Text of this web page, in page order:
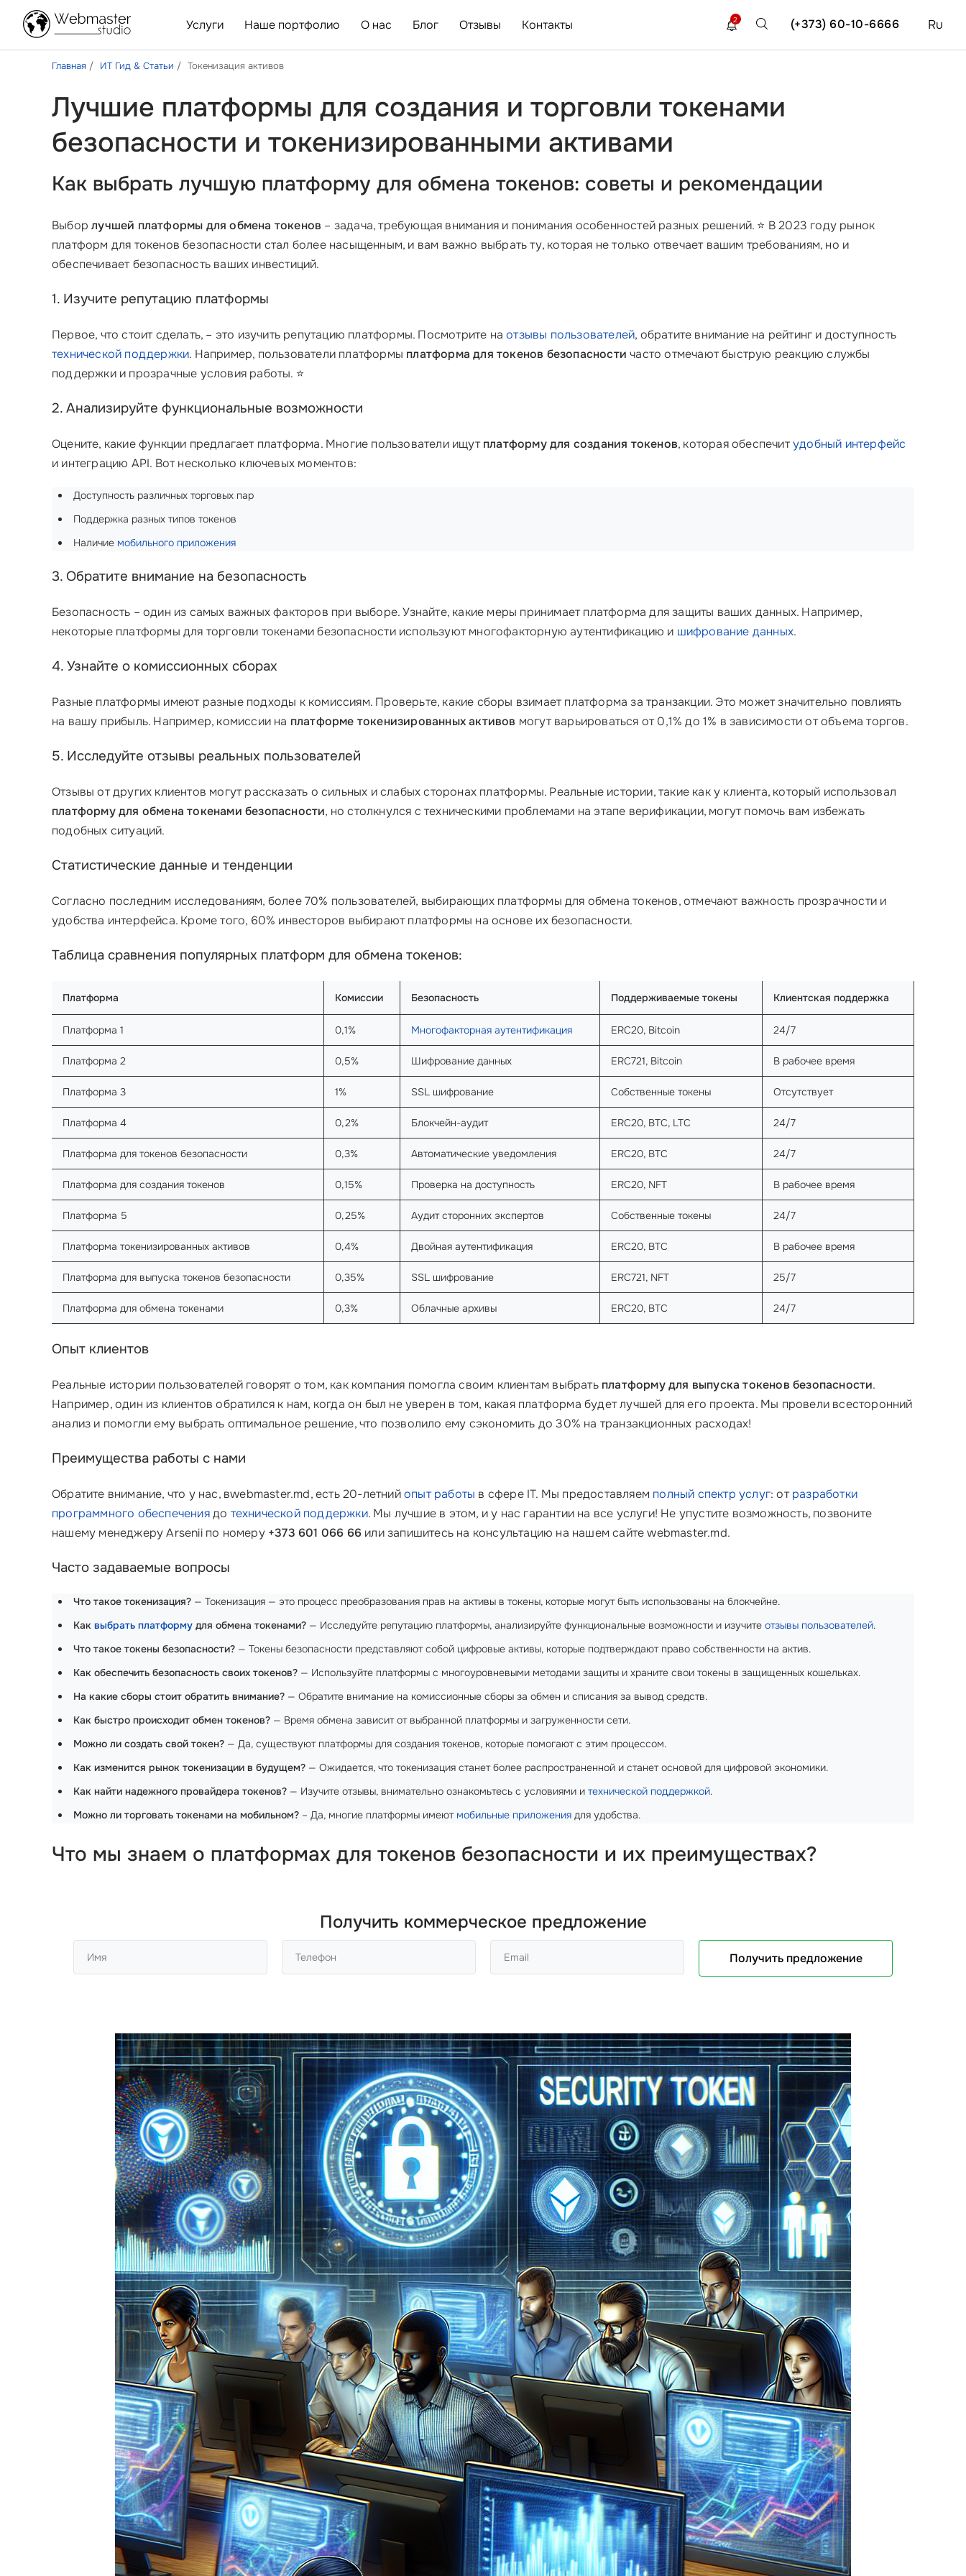
Услуги Наше портфолио О нас Блог Отзывы Контакты Ru
(+373) 60-10-6666
2
Главная ИТ Гид & Статьи Токенизация активов
Лучшие платформы для создания и торговли токенами
безопасности и токенизированными активами
Как выбрать лучшую платформу для обмена токенов: советы и рекомендации
Выборлучшей платформы для обмена токенов – задача, требующая внимания и понимания особенностей разных решений. ⭐ В 2023 году рынок
платформ для токенов безопасности стал более насыщенным, и вам важно выбрать ту, которая не только отвечает вашим требованиям, но и
обеспечивает безопасность ваших инвестиций.
1. Изучите репутацию платформы
Первое, что стоит сделать, – это изучить репутацию платформы. Посмотрите наотзывы пользователей, обратите внимание на рейтинг и доступность
технической поддержки. Например, пользователи платформы платформа для токенов безопасности часто отмечают быструю реакцию службы
поддержки и прозрачные условия работы. ⭐
2. Анализируйте функциональные возможности
Оцените, какие функции предлагает платформа. Многие пользователи ищутплатформу для создания токенов, которая обеспечитудобный интерфейс
и интеграцию API. Вот несколько ключевых моментов:
Доступность различных торговых пар
Поддержка разных типов токенов
Наличие мобильного приложения
3. Обратите внимание на безопасность
Безопасность – один из самых важных факторов при выборе. Узнайте, какие меры принимает платформа для защиты ваших данных. Например,
некоторые платформы для торговли токенами безопасности используют многофакторную аутентификацию и шифрование данных.
4. Узнайте о комиссионных сборах
Разные платформы имеют разные подходы к комиссиям. Проверьте, какие сборы взимает платформа за транзакции. Это может значительно повлиять
на вашу прибыль. Например, комиссии на платформе токенизированных активов могут варьироваться от 0,1% до 1% в зависимости от объема торгов.
5. Исследуйте отзывы реальных пользователей
Отзывы от других клиентов могут рассказать о сильных и слабых сторонах платформы. Реальные истории, такие как у клиента, который использовал
платформу для обмена токенами безопасности, но столкнулся с техническими проблемами на этапе верификации, могут помочь вам избежать
подобных ситуаций.
Статистические данные и тенденции
Согласно последним исследованиям, более 70% пользователей, выбирающих платформы для обмена токенов, отмечают важность прозрачности и
удобства интерфейса. Кроме того, 60% инвесторов выбирают платформы на основе их безопасности.
Таблица сравнения популярных платформ для обмена токенов:
Платформа Комиссии Безопасность Поддерживаемые токены Клиентская поддержка
Платформа 1 0,1% Многофакторная аутентификация ERC20, Bitcoin 24/7
Платформа 2 0,5% Шифрование данных ERC721, Bitcoin В рабочее время
Платформа 3 1% SSL шифрование Собственные токены Отсутствует
Платформа 4 0,2% Блокчейн-аудит ERC20, BTC, LTC 24/7
Платформа для токенов безопасности 0,3% Автоматические уведомления ERC20, BTC 24/7
Платформа для создания токенов 0,15% Проверка на доступность ERC20, NFT В рабочее время
Платформа 5 0,25% Аудит сторонних экспертов Собственные токены 24/7
Платформа токенизированных активов 0,4% Двойная аутентификация ERC20, BTC В рабочее время
Платформа для выпуска токенов безопасности 0,35% SSL шифрование ERC721, NFT 25/7
Платформа для обмена токенами 0,3% Облачные архивы ERC20, BTC 24/7
Опыт клиентов
Реальные истории пользователей говорят о том, как компания помогла своим клиентам выбрать платформу для выпуска токенов безопасности.
Например, один из клиентов обратился к нам, когда он был не уверен в том, какая платформа будет лучшей для его проекта. Мы провели всесторонний
анализ и помогли ему выбрать оптимальное решение, что позволило ему сэкономить до 30% на транзакционных расходах!
Преимущества работы с нами
Обратите внимание, что у нас, вwebmaster.md, есть 20-летнийопыт работы в сфере IT. Мы предоставляем полный спектр услуг: отразработки
программного обеспечениядо технической поддержки. Мы лучшие в этом, и у нас гарантии на все услуги! Не упустите возможность, позвоните
нашему менеджеру Arsenii по номеру +373 601 066 66 или запишитесь на консультацию на нашем сайте webmaster.md.
Часто задаваемые вопросы
Что такое токенизация? — Токенизация — это процесс преобразования прав на активы в токены, которые могут быть использованы на блокчейне.
Как выбрать платформу для обмена токенами? — Исследуйте репутацию платформы, анализируйте функциональные возможности и изучите отзывы пользователей.
Что такое токены безопасности? — Токены безопасности представляют собой цифровые активы, которые подтверждают право собственности на актив.
Как обеспечить безопасность своих токенов? — Используйте платформы с многоуровневыми методами защиты и храните свои токены в защищенных кошельках.
На какие сборы стоит обратить внимание? — Обратите внимание на комиссионные сборы за обмен и списания за вывод средств.
Как быстро происходит обмен токенов? — Время обмена зависит от выбранной платформы и загруженности сети.
Можно ли создать свой токен? — Да, существуют платформы для создания токенов, которые помогают с этим процессом.
Как изменится рынок токенизации в будущем? — Ожидается, что токенизация станет более распространенной и станет основой для цифровой экономики.
Как найти надежного провайдера токенов? — Изучите отзывы, внимательно ознакомьтесь с условиями и технической поддержкой.
Можно ли торговать токенами на мобильном? – Да, многие платформы имеют мобильные приложения для удобства.
Что мы знаем о платформах для токенов безопасности и их преимуществах?
Получить коммерческое предложение
Получить предложение